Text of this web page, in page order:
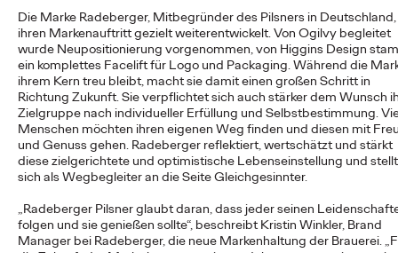
Die Marke Radeberger, Mitbegründer des Pilsners in
ihren Markenauftritt gezielt weiterentwickelt. Von Ogilvy begleitet
wurde Neupositionierung vorgenommen, von Higgins Design
ein komplettes Facelift für Logo und Packaging. Während die
ihrem Kern treu bleibt, macht sie damit einen großen Schritt in
Richtung Zukunft. Sie verpflichtet sich auch stärker dem Wunsch
Zielgruppe nach individueller Erfüllung und Selbstbestimmung.
Menschen möchten ihren eigenen Weg finden und diesen mit
und Genuss gehen. Radeberger reflektiert, wertschätzt und stärkt
diese zielgerichtete und optimistische Lebenseinstellung und stellt
sich als Wegbegleiter an die Seite Gleichgesinnter.
„Radeberger Pilsner glaubt daran, dass jeder seinen
folgen und sie genießen sollte“, beschreibt Kristin Winkler, Brand
Manager bei Radeberger, die neue Markenhaltung der Brauerei.
Carsten Becker 16/06/2026
In einer Zeit, in der steigende Spritpreise die Budgets vieler
Haushalte belasten, setzt die Deutsche Bahn ein klares Zeichen
für…
More→
NEWS
Von der Vision zur
Realität: Schwäbisch